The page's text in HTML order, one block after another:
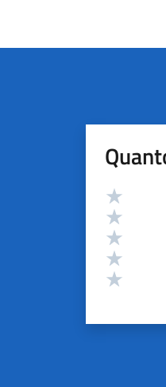
Valutazione